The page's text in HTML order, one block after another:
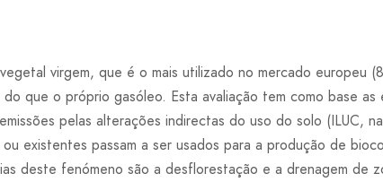
virgem, que é o mais utilizado no mercado europeu
que o próprio gasóleo. Esta avaliação tem como base as
pelas alterações indirectas do uso do solo (ILUC,
existentes passam a ser usados para a produção de
deste fenómeno são a desflorestação e a drenagem de